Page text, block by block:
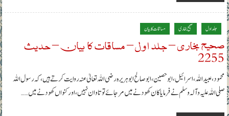
جلد اول صحیح بخاری مساقات کا بیان
صحیح بخاری – جلد اول – مساقات کا بیان – حدیث
2255
محمود، عبیداللہ ، اسرائیل، ابوحصین، ابوصالح ابوہریرہ رضی اللہ تعالیٰ عنہ روایت کرتے ہیں، کہ رسول اللہ
صلی اللہ علیہ وآلہ وسلم نے فرمایا کان کھودنے میں مر جائے تو تاوان نہیں، اور کنواں کھودنے میں……